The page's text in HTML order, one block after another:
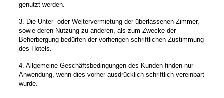
genutzt werden.
3. Die Unter- oder Weitervermietung der überlassenen Zimmer,
sowie deren Nutzung zu anderen, als zum Zwecke der
Beherbergung bedürfen der vorherigen schriftlichen Zustimmung
des Hotels.
4. Allgemeine Geschäftsbedingungen des Kunden finden nur
Anwendung, wenn dies vorher ausdrücklich schriftlich vereinbart
wurde.